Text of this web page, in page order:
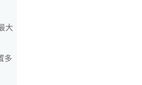
大
多